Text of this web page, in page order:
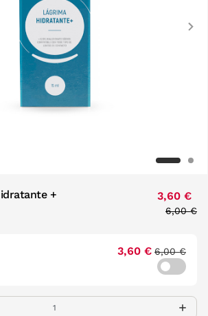
+
3,60 €
Price
6,00 €to
3,60 € 6,00 €